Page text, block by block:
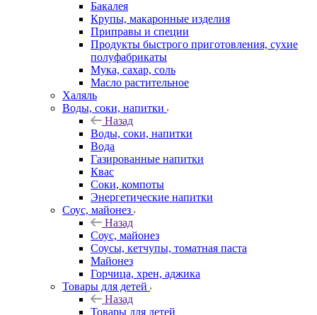
Бакалея
Крупы, макаронные изделия
Приправы и специи
Продукты быстрого приготовления, сухие
полуфабрикаты
Мука, сахар, соль
Масло растительное
Халяль
Воды, соки, напитки
Назад
Воды, соки, напитки
Вода
Газированные напитки
Квас
Соки, компоты
Энергетические напитки
Соус, майонез
Назад
Соус, майонез
Соусы, кетчупы, томатная паста
Майонез
Горчица, хрен, аджика
Товары для детей
Назад
Товары для детей